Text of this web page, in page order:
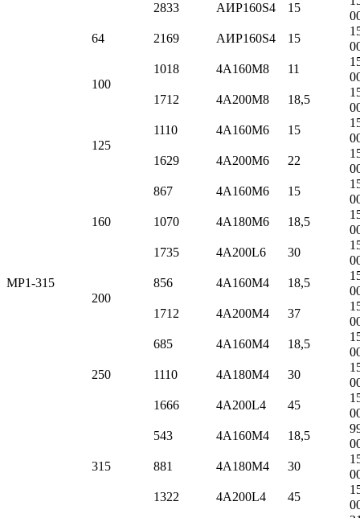
2833 АИР160S4 15
64
2169 АИР160S4 15
МР1-315
100
1018 4А160M8 11
1712
4А200M8 18,5
125
1110 4А160M6 15
1629
4А200M6 22
160
867 4А160M6 15
1070
4А180M6 18,5
1735
4А200L6 30
200
856 4А160M4 18,5
1712
4А200M4 37
250
685 4А160M4 18,5
1110
4А180M4 30
1666
4А200L4 45
315
543 4А160M4 18,5
881
4А180M4 30
1322
4А200L4 45